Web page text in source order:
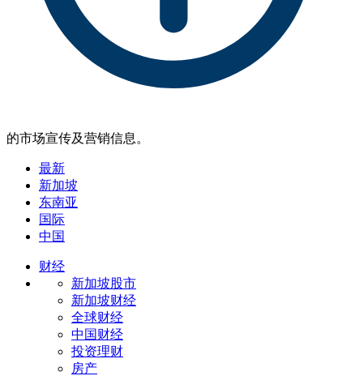
的市场宣传及营销信息。
最新
新加坡
东南亚
国际
中国
财经
新加坡股市
新加坡财经
全球财经
中国财经
投资理财
房产